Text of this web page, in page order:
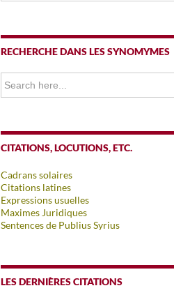
RECHERCHE DANS LES SYNOMYMES
Search
for:
CITATIONS, LOCUTIONS, ETC.
Cadrans solaires
Citations latines
Expressions usuelles
Maximes Juridiques
Sentences de Publius Syrius
LES DERNIÈRES CITATIONS